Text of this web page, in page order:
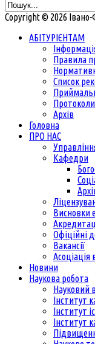
Copyright © 2026 Івано-
АБІТУРІЄНТАМ
Правила
Список
Архів
Головна
ПРО НАС
Кафедри
Висновки
Офіційні
Вакансії
Асоціація
Новини
Наукова робота
Науковий
Інститут
Інститут
Інститут